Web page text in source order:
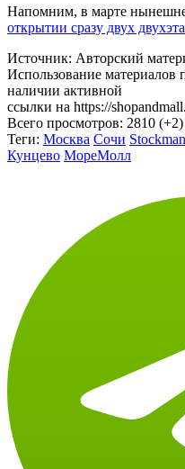
Напомним, в марте
открытии сразу двух
Источник: Авторский
Использование материалов
наличии активной
ссылки на https://
Всего просмотров: 2810 (+2)
Теги: Москва Сочи
Кунцево МореМолл